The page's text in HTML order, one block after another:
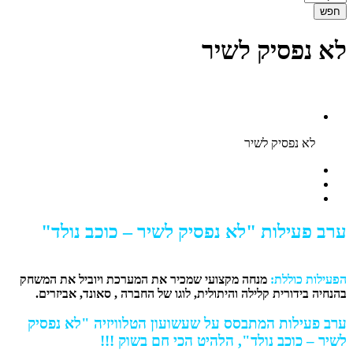
לא נפסיק לשיר
לא נפסיק לשיר
ערב פעילות "לא נפסיק לשיר – כוכב נולד"
הפעילות כוללת: מנחה מקצועי שמכיר את המערכת ויוביל את המשחק
בהנחיה בידורית קלילה והיתולית, לוגו של החברה , סאונד, אביזרים.
ערב פעילות המתבסס על שעשועון הטלוויזיה "לא נפסיק
לשיר – כוכב נולד", הלהיט הכי חם בשוק !!!